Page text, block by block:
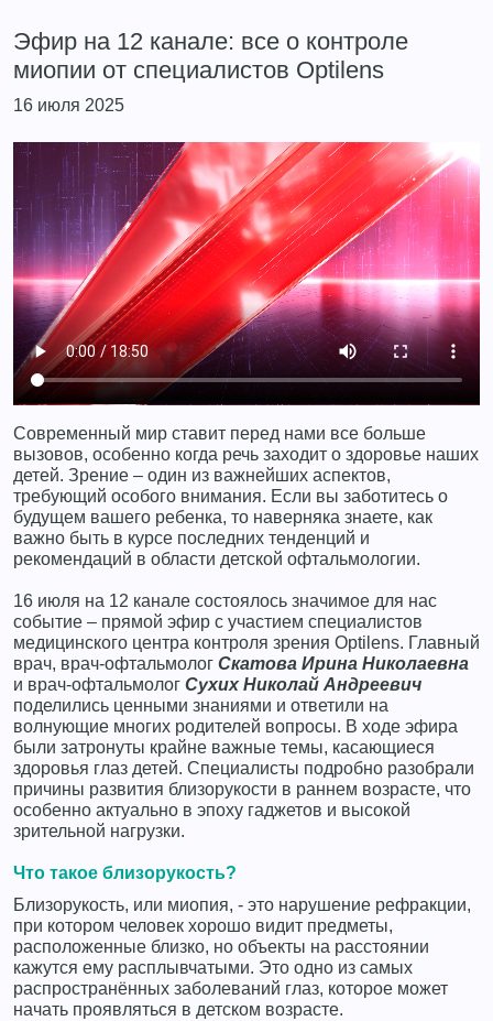
Эфир на 12 канале: все о контроле
миопии от специалистов Optilens
16 июля 2025
Современный мир ставит перед нами все больше
вызовов, особенно когда речь заходит о здоровье наших
детей. Зрение – один из важнейших аспектов,
требующий особого внимания. Если вы заботитесь о
будущем вашего ребенка, то наверняка знаете, как
важно быть в курсе последних тенденций и
рекомендаций в области детской офтальмологии.
16 июля на 12 канале состоялось значимое для нас
событие – прямой эфир с участием специалистов
медицинского центра контроля зрения Optilens. Главный
врач, врач-офтальмолог Скатова Ирина Николаевна
и врач-офтальмолог Сухих Николай Андреевич
поделились ценными знаниями и ответили на
волнующие многих родителей вопросы. В ходе эфира
были затронуты крайне важные темы, касающиеся
здоровья глаз детей. Специалисты подробно разобрали
причины развития близорукости в раннем возрасте, что
особенно актуально в эпоху гаджетов и высокой
зрительной нагрузки.
Что такое близорукость?
Близорукость, или миопия, - это нарушение рефракции,
при котором человек хорошо видит предметы,
расположенные близко, но объекты на расстоянии
кажутся ему расплывчатыми. Это одно из самых
распространённых заболеваний глаз, которое может
начать проявляться в детском возрасте.